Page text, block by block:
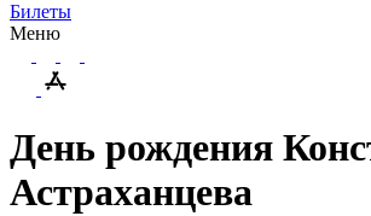
Билеты
Меню
День рождения
Астраханцева